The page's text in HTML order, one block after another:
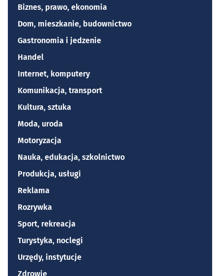
Biznes, prawo, ekonomia
Dom, mieszkanie, budownictwo
Gastronomia i jedzenie
Handel
Internet, komputery
Komunikacja, transport
Kultura, sztuka
Moda, uroda
Motoryzacja
Nauka, edukacja, szkolnictwo
Produkcja, usługi
Reklama
Rozrywka
Sport, rekreacja
Turystyka, noclegi
Urzędy, instytucje
Zdrowie